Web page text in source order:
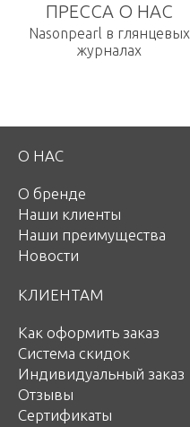
ПРЕССА О НАС
Nasonpearl в глянцевых
журналах
О НАС
О бренде
Наши клиенты
Наши преимущества
Новости
КЛИЕНТАМ
Как оформить заказ
Система скидок
Индивидуальный заказ
Отзывы
Сертификаты